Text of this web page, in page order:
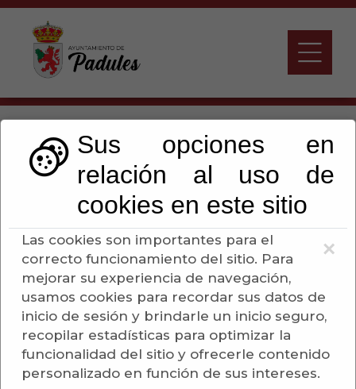
×
Sus opciones en
relación al uso de
cookies en este sitio
Las cookies son importantes para el
correcto funcionamiento del sitio. Para
mejorar su experiencia de navegación,
usamos cookies para recordar sus datos de
inicio de sesión y brindarle un inicio seguro,
recopilar estadísticas para optimizar la
funcionalidad del sitio y ofrecerle contenido
personalizado en función de sus intereses.
Que Hacer Cuando.
Busco-Ofrezco Trabajo
BOLSA DE EMPLEO
Ponemos a su disposición un espacio de
intercambio de ofertas y demandas de
empleo, con el objetivo de conectar a las
empresas con los trabajadores de su sector.